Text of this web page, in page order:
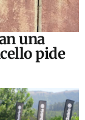
una
pide